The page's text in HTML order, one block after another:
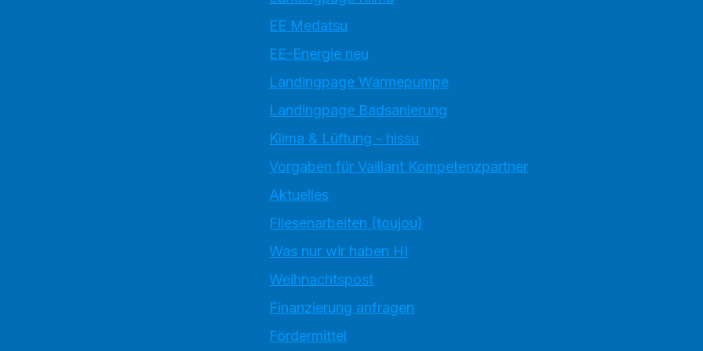
EE Medatsu
EE-Energie neu
Landingpage Wärmepumpe
Landingpage Badsanierung
Klima & Lüftung - hissu
Vorgaben für Vaillant Kompetenzpartner
Aktuelles
Fliesenarbeiten (toujou)
Was nur wir haben HI
Weihnachtspost
Finanzierung anfragen
Fördermittel